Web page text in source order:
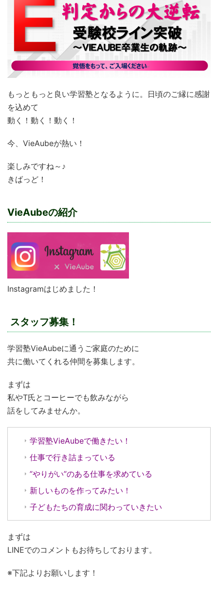
もっともっと良い学習塾となるように。日頃のご縁に感謝
を込めて
動く！動く！動く！
今、VieAubeが熱い！
楽しみですね～♪
きばっど！
VieAubeの紹介
Instagramはじめました！
スタッフ募集！
学習塾VieAubeに通うご家庭のために
共に働いてくれる仲間を募集します。
まずは
私やT氏とコーヒーでも飲みながら
話をしてみませんか。
学習塾VieAubeで働きたい！
仕事で行き詰まっている
”やりがい”のある仕事を求めている
新しいものを作ってみたい！
子どもたちの育成に関わっていきたい
まずは
LINEでのコメントもお待ちしております。
※下記よりお願いします！